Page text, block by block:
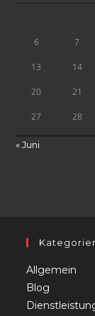
6 7
13 14
20 21
27 28
« Juni
Allgemein
Blog